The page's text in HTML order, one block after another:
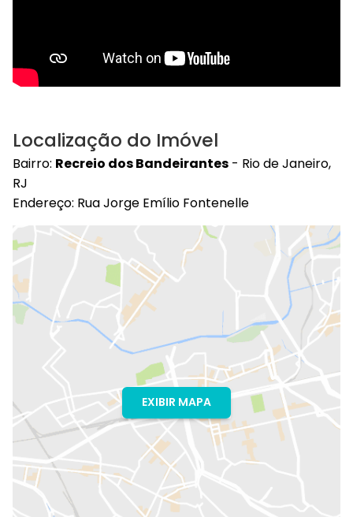
Localização do Imóvel
Bairro: Recreio dos Bandeirantes - Rio de Janeiro,
RJ
Endereço: Rua Jorge Emílio Fontenelle
EXIBIR MAPA